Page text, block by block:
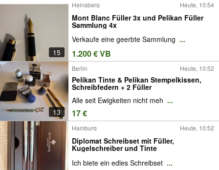
15
Heinsberg Heute, 10:54
Mont Blanc Füller 3x und Pelikan Füller
Sammlung 4x
Verkaufe eine geerbte Sammlung ...
1.200 € VB
13
Berlin Heute, 10:52
Pelikan Tinte & Pelikan Stempelkissen,
Schreibfedern + 2 Füller
Alle seit Ewigkeiten nicht meh ...
17 €
Hamburg Heute, 10:52
Diplomat Schreibset mit Füller,
Kugelschreiber und Tinte
Ich biete ein edles Schreibset ...